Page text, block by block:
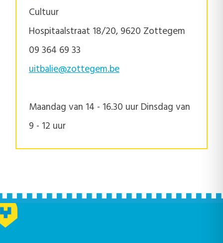
Cultuur
Hospitaalstraat 18/20, 9620 Zottegem
09 364 69 33
uitbalie@zottegem.be
Maandag van 14 - 16.30 uur Dinsdag van
9 - 12 uur